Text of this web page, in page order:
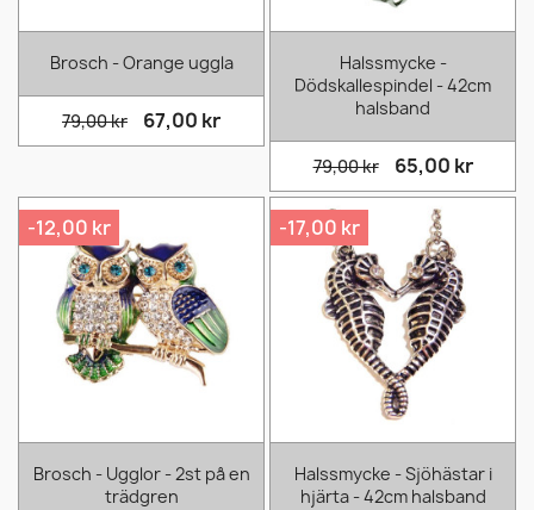
Brosch - Orange uggla
79,00 kr 67,00 kr
Halssmycke -
Dödskallespindel - 42cm
halsband
79,00 kr 65,00 kr
Brosch - Ugglor - 2st på en
trädgren
-12,00 kr
Halssmycke - Sjöhästar i
hjärta - 42cm halsband
-17,00 kr